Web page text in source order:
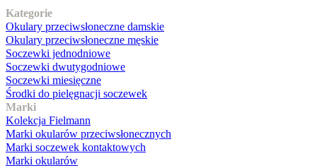
Kategorie
Okulary przeciwsłoneczne damskie
Okulary przeciwsłoneczne męskie
Soczewki jednodniowe
Soczewki dwutygodniowe
Soczewki miesięczne
Środki do pielęgnacji soczewek
Marki
Kolekcja Fielmann
Marki okularów przeciwsłonecznych
Marki soczewek kontaktowych
Marki okularów